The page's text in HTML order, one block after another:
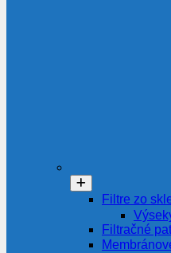
Filtre zo
Filtračné